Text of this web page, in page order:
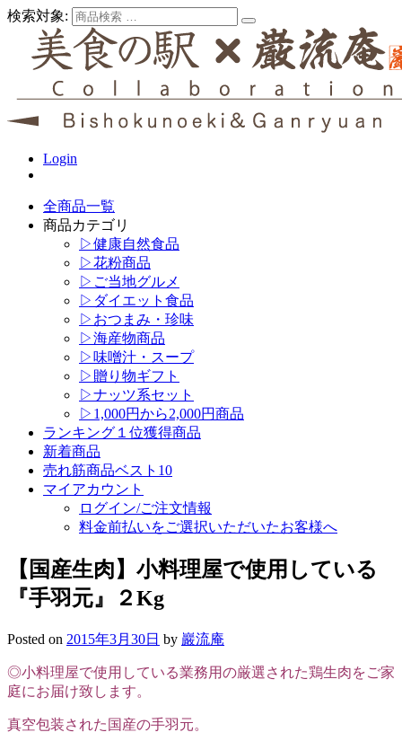
検索対象:
Login
全商品一覧
商品カテゴリ
▷健康自然食品
▷花粉商品
▷ご当地グルメ
▷ダイエット食品
▷おつまみ・珍味
▷海産物商品
▷味噌汁・スープ
▷贈り物ギフト
▷ナッツ系セット
▷1,000円から2,000円商品
ランキング１位獲得商品
新着商品
売れ筋商品ベスト10
マイアカウント
ログイン/ご注文情報
料金前払いをご選択いただいたお客様へ
【国産生肉】小料理屋で使用している
『手羽元』２Kg
Posted on 2015年3月30日 by 巖流庵
◎小料理屋で使用している業務用の厳選された鶏生肉をご家
庭にお届け致します。
真空包装された国産の手羽元。